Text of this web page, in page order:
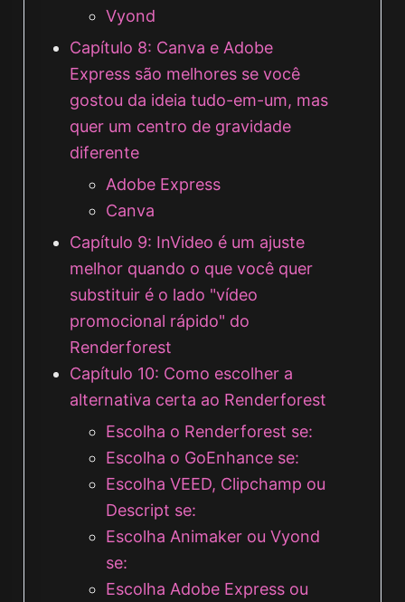
Vyond
Capítulo 8: Canva e Adobe
Express são melhores se você
gostou da ideia tudo-em-um, mas
quer um centro de gravidade
diferente
Adobe Express
Canva
Capítulo 9: InVideo é um ajuste
melhor quando o que você quer
substituir é o lado "vídeo
promocional rápido" do
Renderforest
Capítulo 10: Como escolher a
alternativa certa ao Renderforest
Escolha o Renderforest se:
Escolha o GoEnhance se:
Escolha VEED, Clipchamp ou
Descript se:
Escolha Animaker ou Vyond
se:
Escolha Adobe Express ou